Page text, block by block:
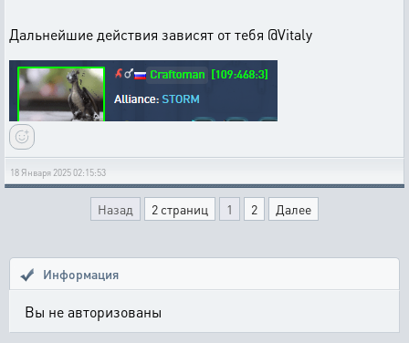
Дальнейшие действия зависят от тебя @Vitaly
18 Января 2025 02:15:53
Назад 2 страниц 1 2 Далее
Информация
Вы не авторизованы